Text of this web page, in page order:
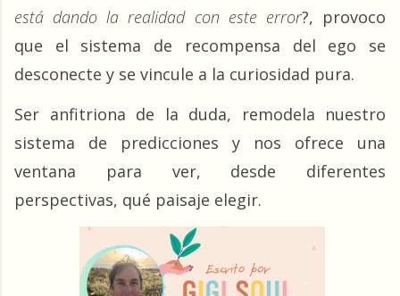
está dando la realidad con este error?, provoco
que el sistema de recompensa del ego se
desconecte y se vincule a la curiosidad pura.
Ser anfitriona de la duda, remodela nuestro
sistema de predicciones y nos ofrece una
ventana para ver, desde diferentes
perspectivas, qué paisaje elegir.